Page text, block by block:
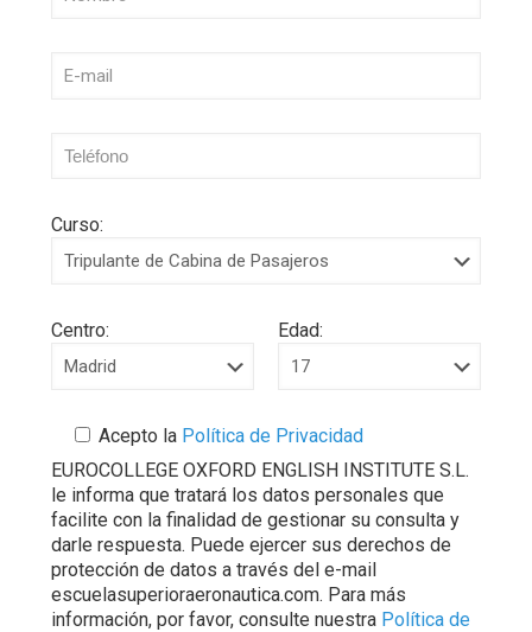
Curso:
Centro: Edad:
Acepto la Política de Privacidad
EUROCOLLEGE OXFORD ENGLISH INSTITUTE S.L.
le informa que tratará los datos personales que
facilite con la finalidad de gestionar su consulta y
darle respuesta. Puede ejercer sus derechos de
protección de datos a través del e-mail
escuelasuperioraeronautica.com. Para más
información, por favor, consulte nuestra Política de